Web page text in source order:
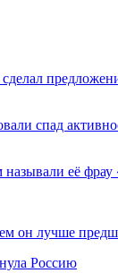
спад
её фрау
он лучше
Россию